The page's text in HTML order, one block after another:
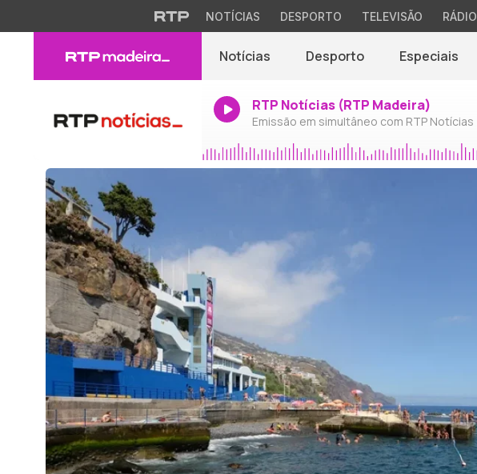
NOTÍCIAS DESPORTO TELEVISÃO RÁDIO
Notícias Desporto Especiais
RTP Notícias (RTP Madeira)
Emissão em simultâneo com RTP Notícias